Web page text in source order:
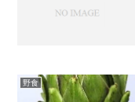
野食